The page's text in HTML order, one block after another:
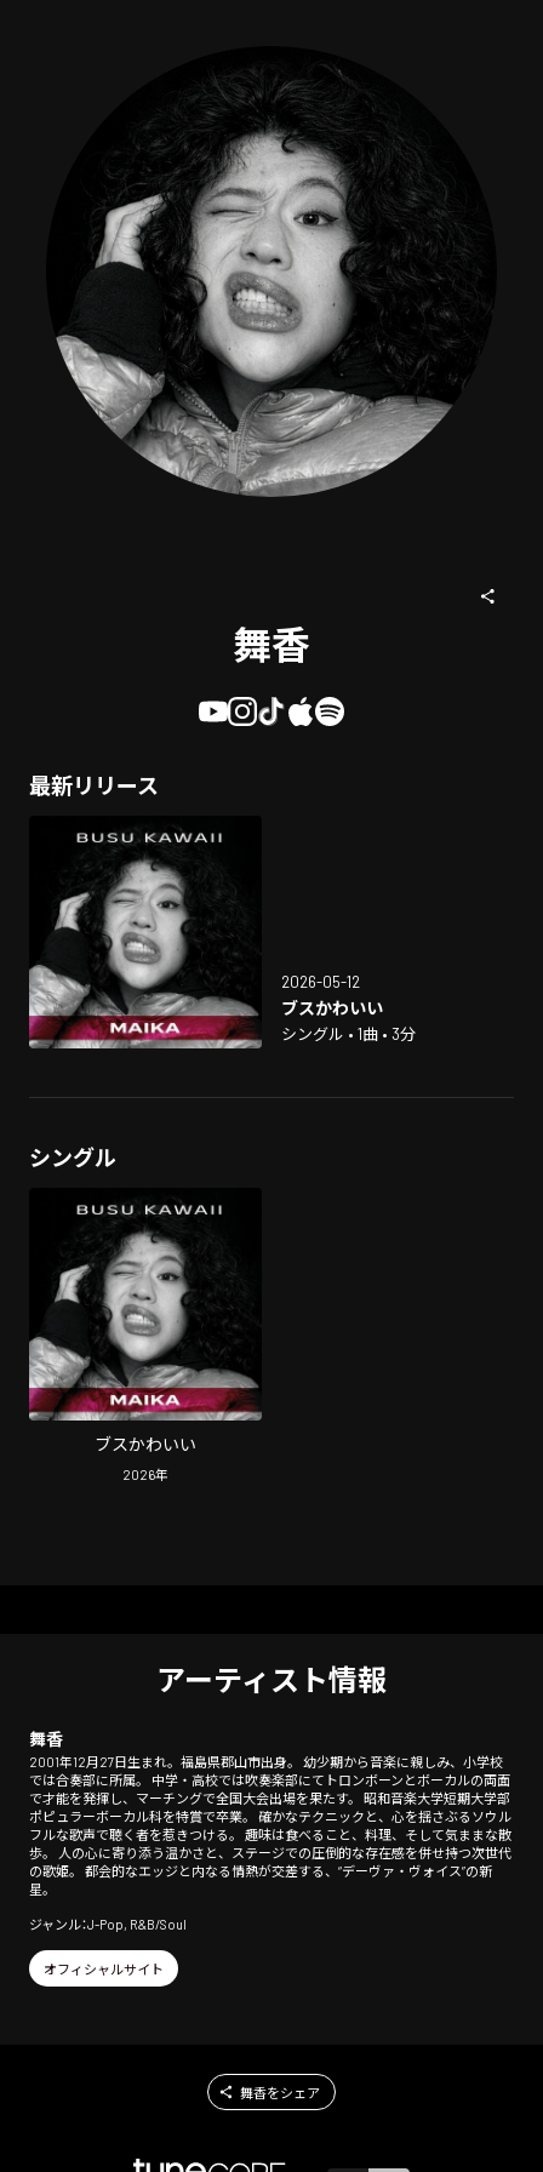
舞香
最新リリース
2026-05-12
ブスかわいい
シングル • 1曲 • 3分
シングル
ブスかわいい
2026年
アーティスト情報
舞香
2001年12月27日生まれ。福島県郡山市出身。 幼少期から音楽に親しみ、小学校
では合奏部に所属。 中学・高校では吹奏楽部にてトロンボーンとボーカルの両面
で才能を発揮し、マーチングで全国大会出場を果たす。 昭和音楽大学短期大学部
ポピュラーボーカル科を特賞で卒業。 確かなテクニックと、心を揺さぶるソウル
フルな歌声で聴く者を惹きつける。 趣味は食べること、料理、そして気ままな散
歩。 人の心に寄り添う温かさと、ステージでの圧倒的な存在感を併せ持つ次世代
の歌姫。 都会的なエッジと内なる情熱が交差する、“デーヴァ・ヴォイス”の新
星。
ジャンル：J-Pop, R&B/Soul
オフィシャルサイト
舞香をシェア